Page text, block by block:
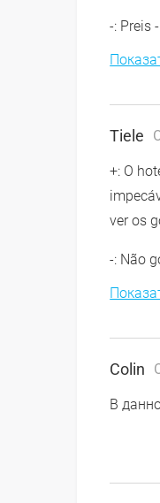
-: Preis
Tiele
+: O
ver os
-: Não
Colin
В